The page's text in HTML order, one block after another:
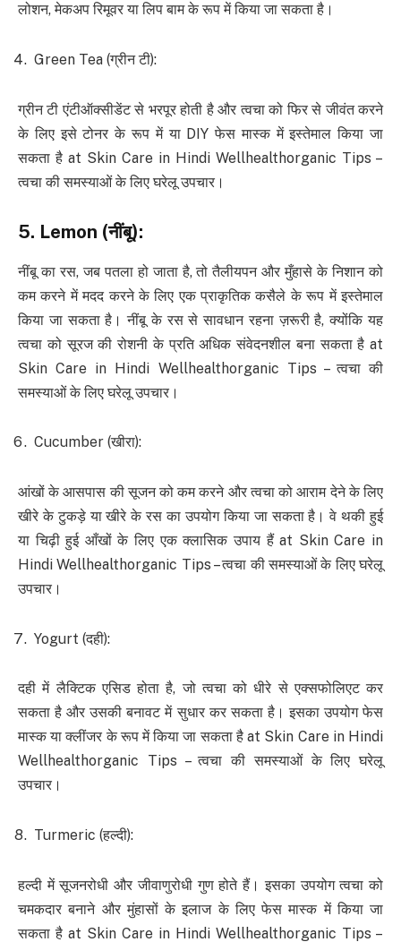
लोशन, मेकअप रिमूवर या लिप बाम के रूप में किया जा सकता है।
Green Tea (ग्रीन टी):
ग्रीन टी एंटीऑक्सीडेंट से भरपूर होती है और त्वचा को फिर से जीवंत करने
के लिए इसे टोनर के रूप में या DIY फेस मास्क में इस्तेमाल किया जा
सकता है at Skin Care in Hindi Wellhealthorganic Tips –
त्वचा की समस्याओं के लिए घरेलू उपचार।
5. Lemon (नींबू):
नींबू का रस, जब पतला हो जाता है, तो तैलीयपन और मुँहासे के निशान को
कम करने में मदद करने के लिए एक प्राकृतिक कसैले के रूप में इस्तेमाल
किया जा सकता है। नींबू के रस से सावधान रहना ज़रूरी है, क्योंकि यह
त्वचा को सूरज की रोशनी के प्रति अधिक संवेदनशील बना सकता है at
Skin Care in Hindi Wellhealthorganic Tips – त्वचा की
समस्याओं के लिए घरेलू उपचार।
Cucumber (खीरा):
आंखों के आसपास की सूजन को कम करने और त्वचा को आराम देने के लिए
खीरे के टुकड़े या खीरे के रस का उपयोग किया जा सकता है। वे थकी हुई
या चिढ़ी हुई आँखों के लिए एक क्लासिक उपाय हैं at Skin Care in
Hindi Wellhealthorganic Tips – त्वचा की समस्याओं के लिए घरेलू
उपचार।
Yogurt (दही):
दही में लैक्टिक एसिड होता है, जो त्वचा को धीरे से एक्सफोलिएट कर
सकता है और उसकी बनावट में सुधार कर सकता है। इसका उपयोग फेस
मास्क या क्लींजर के रूप में किया जा सकता है at Skin Care in Hindi
Wellhealthorganic Tips – त्वचा की समस्याओं के लिए घरेलू
उपचार।
Turmeric (हल्दी):
हल्दी में सूजनरोधी और जीवाणुरोधी गुण होते हैं। इसका उपयोग त्वचा को
चमकदार बनाने और मुंहासों के इलाज के लिए फेस मास्क में किया जा
सकता है at Skin Care in Hindi Wellhealthorganic Tips –